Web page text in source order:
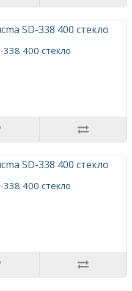
400 стекло
400 стекло